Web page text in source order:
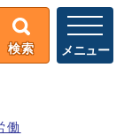
検索 メニュー
働